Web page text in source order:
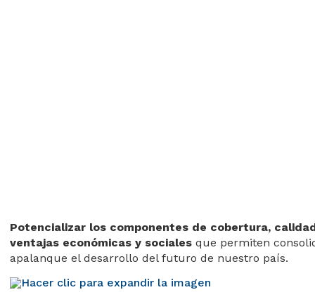
Potencializar los componentes de cobertura,
ventajas económicas y sociales que permiten
apalanque el desarrollo del futuro de nuestro país.